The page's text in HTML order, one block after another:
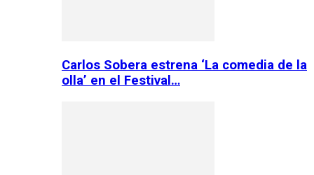
Carlos Sobera estrena ‘La comedia de la
olla’ en el Festival…